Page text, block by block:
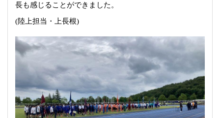
長も感じることができました。
(陸上担当・上長根)